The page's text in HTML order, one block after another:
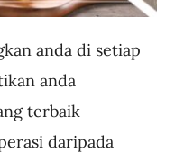
anda di setiap
anda
terbaik
daripada